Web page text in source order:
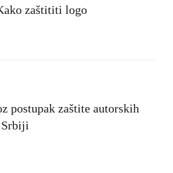
zaštititi logo
postupak zaštite autorskih